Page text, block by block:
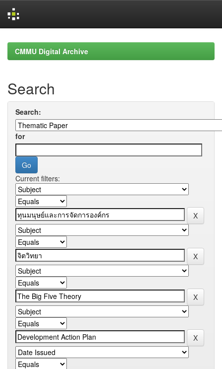
navigationCMMU Digital Archive
Search
Search:
for
Current filters: